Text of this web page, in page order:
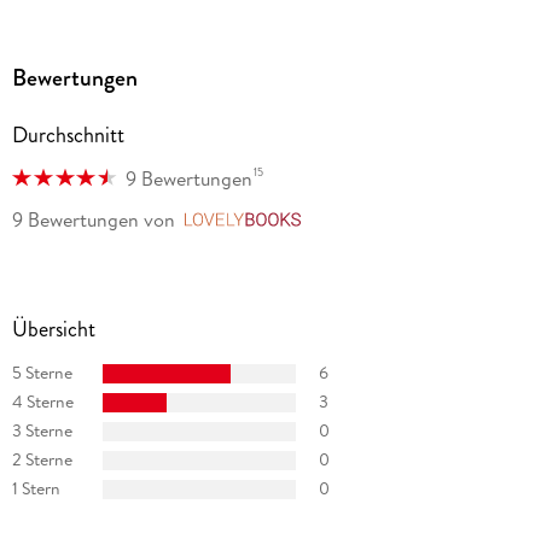
Bewertungen
Durchschnitt
9 Bewertungen15
9 Bewertungen von
Übersicht
5 Sterne
6
4 Sterne
3
3 Sterne
0
2 Sterne
0
1 Stern
0